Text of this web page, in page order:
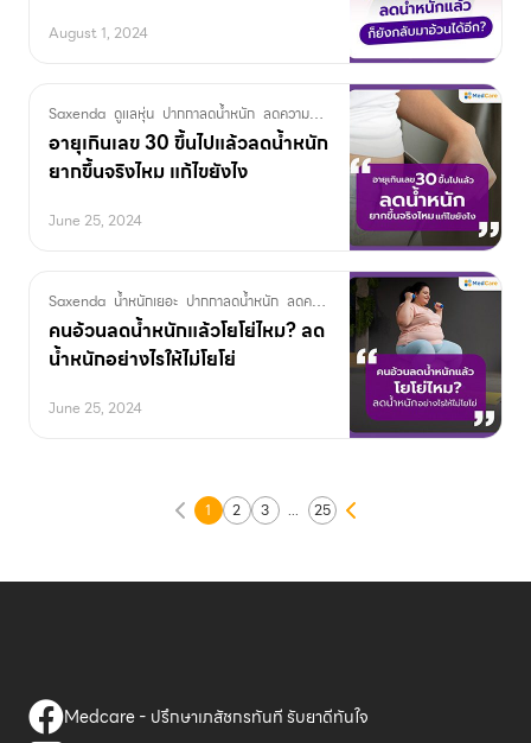
August 1, 2024
Saxenda ดูแลหุ่น ปากกาลดน้ำหนัก ลดความอ้วน ลดน้ำหนัก อายุ30 อายุเยอะ
อายุเกินเลข 30 ขึ้นไปแล้วลดน้ำหนัก
ยากขึ้นจริงไหม แก้ไขยังไง
June 25, 2024
Saxenda น้ำหนักเยอะ ปากกาลดน้ำหนัก ลดความอ้วน ลดน้ำหนัก โยโย่
คนอ้วนลดน้ำหนักแล้วโยโย่ไหม? ลด
น้ำหนักอย่างไรให้ไม่โยโย่
June 25, 2024
1 2 3 ... 25
Medcare - ปรึกษาเภสัชกรทันที รับยาดีทันใจ